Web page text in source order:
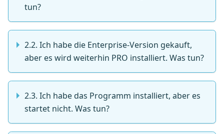
tun?
2.2. Ich habe die Enterprise-Version gekauft,
aber es wird weiterhin PRO installiert. Was tun?
2.3. Ich habe das Programm installiert, aber es
startet nicht. Was tun?